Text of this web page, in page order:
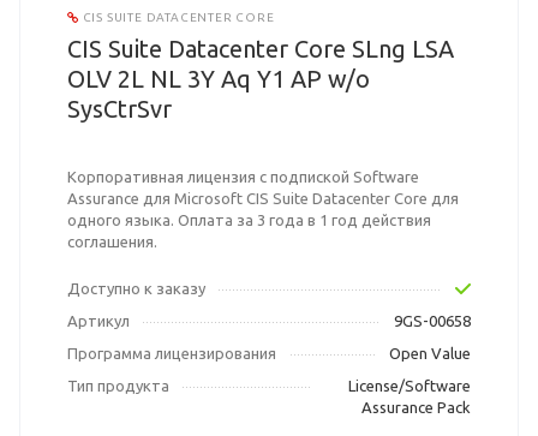
CIS SUITE DATACENTER CORE
CIS Suite Datacenter Core SLng LSA
OLV 2L NL 3Y Aq Y1 AP w/o
SysCtrSvr
Корпоративная лицензия с подпиской Software
Assurance для Microsoft CIS Suite Datacenter Core для
одного языка. Оплата за 3 года в 1 год действия
соглашения.
Доступно к заказу
Артикул
9GS-00658
Программа лицензирования
Open Value
Тип продукта
License/Software
Assurance Pack